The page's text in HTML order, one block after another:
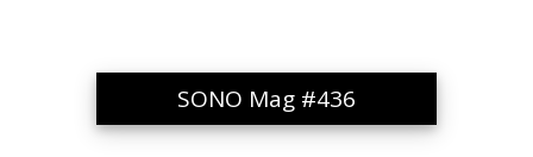
SONO Mag #436